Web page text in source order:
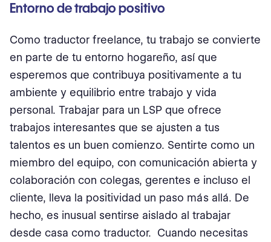
Entorno de trabajo positivo
Como traductor freelance, tu trabajo se convierte
en parte de tu entorno hogareño, así que
esperemos que contribuya positivamente a tu
ambiente y equilibrio entre trabajo y vida
personal. Trabajar para un LSP que ofrece
trabajos interesantes que se ajusten a tus
talentos es un buen comienzo. Sentirte como un
miembro del equipo, con comunicación abierta y
colaboración con colegas, gerentes e incluso el
cliente, lleva la positividad un paso más allá. De
hecho, es inusual sentirse aislado al trabajar
desde casa como traductor. Cuando necesitas